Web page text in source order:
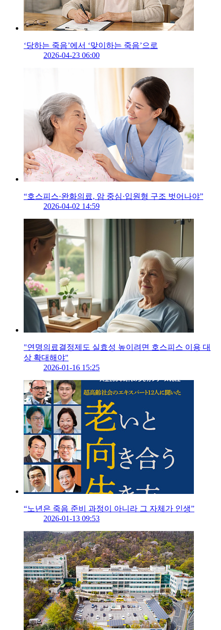
‘당하는 죽음’에서 ‘맞이하는 죽음’으로
2026-04-23 06:00
“호스피스·완화의료, 암 중심·입원형 구조 벗어나야”
2026-04-02 14:59
"연명의료결정제도 실효성 높이려면 호스피스 이용 대
상 확대해야"
2026-01-16 15:25
“노년은 죽음 준비 과정이 아니라 그 자체가 인생”
2026-01-13 09:53